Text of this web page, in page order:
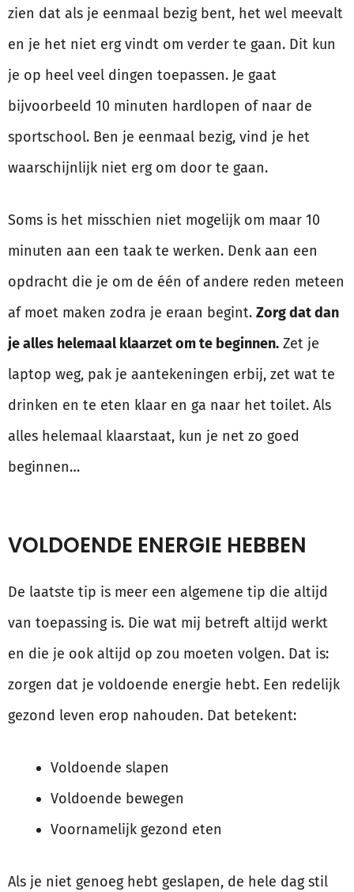
zien dat als je eenmaal bezig bent, het wel meevalt
en je het niet erg vindt om verder te gaan. Dit kun
je op heel veel dingen toepassen. Je gaat
bijvoorbeeld 10 minuten hardlopen of naar de
sportschool. Ben je eenmaal bezig, vind je het
waarschijnlijk niet erg om door te gaan.
Soms is het misschien niet mogelijk om maar 10
minuten aan een taak te werken. Denk aan een
opdracht die je om de één of andere reden meteen
af moet maken zodra je eraan begint. Zorg dat dan
je alles helemaal klaarzet om te beginnen. Zet je
laptop weg, pak je aantekeningen erbij, zet wat te
drinken en te eten klaar en ga naar het toilet. Als
alles helemaal klaarstaat, kun je net zo goed
beginnen…
VOLDOENDE ENERGIE HEBBEN
De laatste tip is meer een algemene tip die altijd
van toepassing is. Die wat mij betreft altijd werkt
en die je ook altijd op zou moeten volgen. Dat is:
zorgen dat je voldoende energie hebt. Een redelijk
gezond leven erop nahouden. Dat betekent:
Voldoende slapen
Voldoende bewegen
Voornamelijk gezond eten
Als je niet genoeg hebt geslapen, de hele dag stil